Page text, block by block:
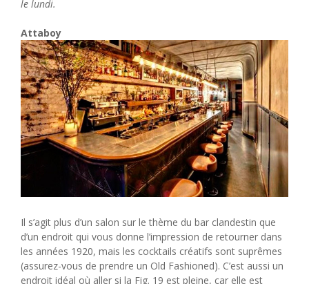
le lundi.
Attaboy
Il s’agit plus d’un salon sur le thème du bar clandestin que
d’un endroit qui vous donne l’impression de retourner dans
les années 1920, mais les cocktails créatifs sont suprêmes
(assurez-vous de prendre un Old Fashioned). C’est aussi un
endroit idéal où aller si la Fig. 19 est pleine, car elle est